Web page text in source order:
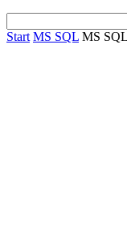
Start MS SQL MS